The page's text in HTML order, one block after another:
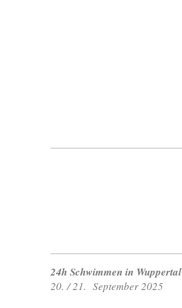
24h Schwimmen in Wuppertal
20. / 21. September 2025